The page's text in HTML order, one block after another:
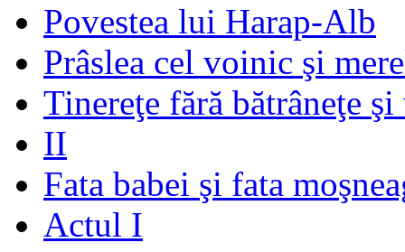
Povestea lui Harap-Alb
Prâslea cel voinic şi
Tinereţe fără bătrâneţe
II
Fata babei şi fata
Actul I